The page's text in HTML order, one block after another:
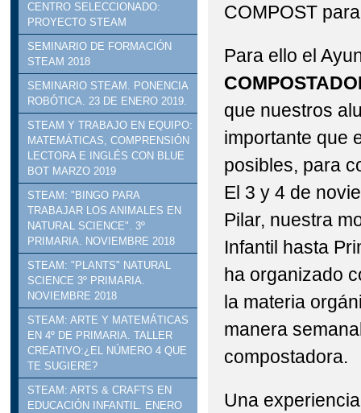
CENTRO SELECCIONADO:
PROYECTO STEAM
SEMINARIO DE FORMACIÓN
STEAM 2018
SEMINARIO STEAM. PONENCIA
ROBÓTICA. 23 DE ENERO 2019.
STEAM Y TRABAJO EN EQUIPO:
MATEMÁTICAS, COMPRENSIÓN
LECTORA E INGLÉS CON BLUE
BOT MARZO 2019
STEAM: "BINGO PARA
TRABAJAR LOS ANIMALES EN
NATURAL SCIENCE". 3º
PRIMARIA. NOVIEMBRE 2018
STEAM: "PLANTS" NATURAL
SCIENCE 3º PRIMARIA.
NOVIEMBRE 2018
STEAM: ARTE Y MATEMÁTICAS
EN 4º DE PRIMARIA. TALLER
CREATIVO:¿EL NÚMERO 4 QUE
TE SUGIERE?
STEAM: ARTS & CRAFTS EN
EDUCACIÓN INFANTIL. ENERO
COMPOST
Para ello el
que nuestros
importante que
posibles, para
El 3 y 4 de
Pilar, nuestra
Infantil hasta
ha organizado
la materia
manera
compostadora.
Una